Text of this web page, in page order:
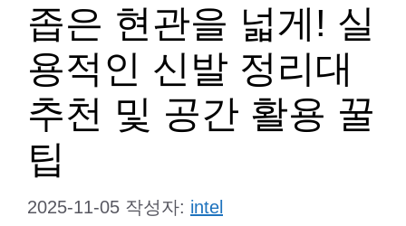
좁은 현관을 넓게! 실
용적인 신발 정리대
추천 및 공간 활용 꿀
팁
2025-11-05 작성자: intel